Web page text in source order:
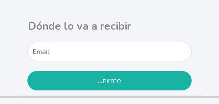
Dónde lo va a recibir